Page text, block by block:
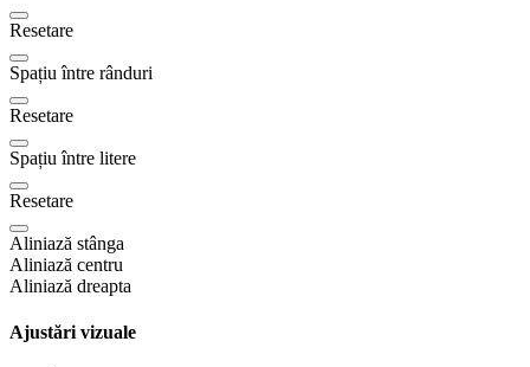
Resetare
Spațiu între rânduri
Resetare
Spațiu între litere
Resetare
Aliniază stânga
Aliniază centru
Aliniază dreapta
Ajustări vizuale